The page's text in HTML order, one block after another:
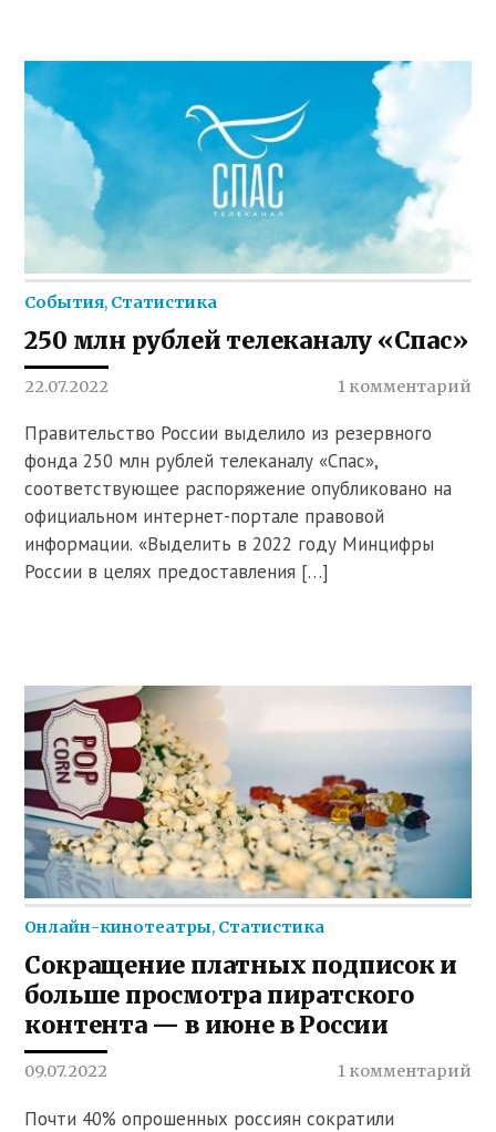
События, Статистика
250 млн рублей телеканалу «Спас»
22.07.2022 1 комментарий
Правительство России выделило из резервного
фонда 250 млн рублей телеканалу «Спас»,
соответствующее распоряжение опубликовано на
официальном интернет-портале правовой
информации. «Выделить в 2022 году Минцифры
России в целях предоставления […]
Онлайн-кинотеатры, Статистика
Сокращение платных подписок и
больше просмотра пиратского
контента — в июне в России
09.07.2022 1 комментарий
Почти 40% опрошенных россиян сократили